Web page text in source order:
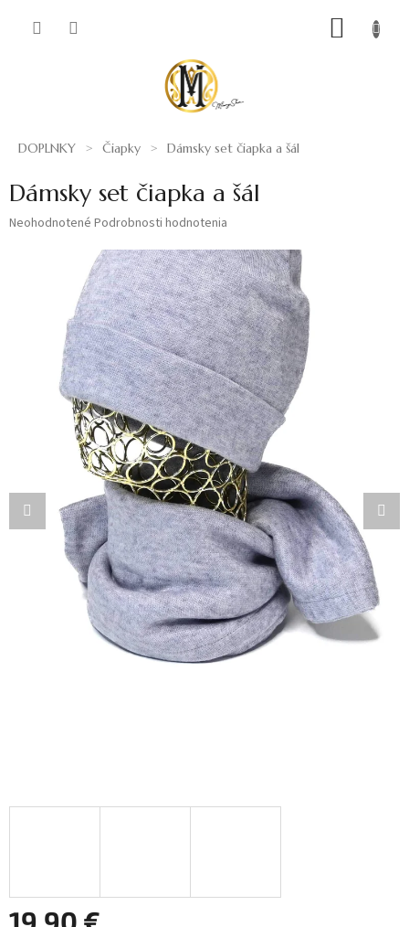
DOPLNKY Čiapky Dámsky set čiapka a šál
Dámsky set čiapka a šál
Priemerné
hviezdičiek.
Neohodnotené Podrobnosti hodnotenia